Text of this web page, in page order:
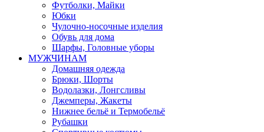
Футболки, Майки
Юбки
Чулочно-носочные изделия
Обувь для дома
Шарфы, Головные уборы
МУЖЧИНАМ
Домашняя одежда
Брюки, Шорты
Водолазки, Лонгсливы
Джемперы, Жакеты
Нижнее бельё и Термобельё
Рубашки